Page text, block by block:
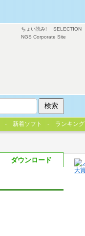
ダウンロード
ちょい読み! SELECTION
NGS Corporate Site
新着ソフト ランキング